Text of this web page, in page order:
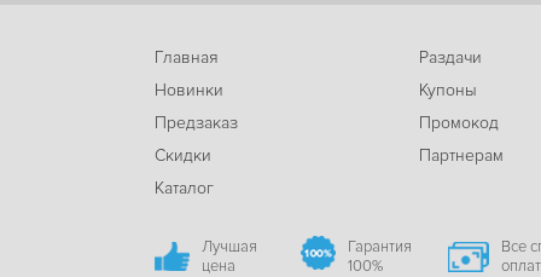
Главная
Новинки
Предзаказ
Скидки
Каталог
Раздачи
Купоны
Промокод
Партнерам
Лучшая
цена
Гарантия
100%
Все